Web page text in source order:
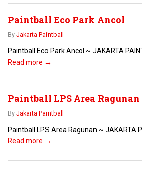
Paintball Eco Park Ancol
By Jakarta Paintball
Paintball Eco Park Ancol ~ JAKARTA
Read more →
Paintball LPS Area Ragunan
By Jakarta Paintball
Paintball LPS Area Ragunan ~ JAKARTA
Read more →